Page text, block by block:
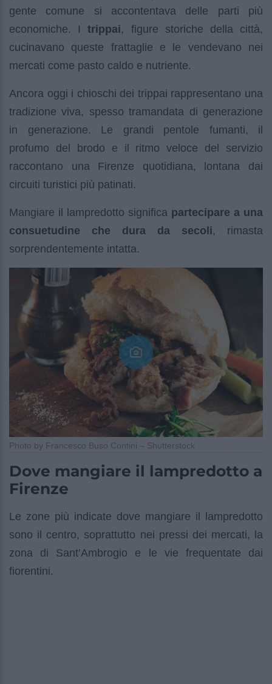
gente comune si accontentava delle parti più
economiche. Itrippai, figure storiche della città,
cucinavano queste frattaglie e le vendevano nei
mercati come pasto caldo e nutriente.
Ancora oggi i chioschi dei trippai rappresentano una
tradizione viva, spesso tramandata di generazione
in generazione. Le grandi pentole fumanti, il
profumo del brodo e il ritmo veloce del servizio
raccontano una Firenze quotidiana, lontana dai
circuiti turistici più patinati.
Mangiare il lampredotto significa partecipare a una
consuetudine che dura da secoli, rimasta
sorprendentemente intatta.
Photo by Francesco Buso Contini – Shutterstock
Dove mangiare il lampredotto a
Firenze
Le zone più indicate dove mangiare il lampredotto
sono il centro, soprattutto nei pressi dei mercati, la
zona di Sant’Ambrogio e le vie frequentate dai
fiorentini.